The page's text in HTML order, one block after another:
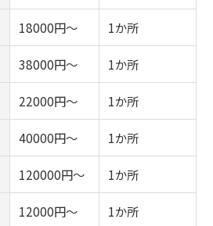
18000円～ 1か所
38000円～ 1か所
22000円～ 1か所
40000円～ 1か所
120000円～ 1か所
12000円～ 1か所